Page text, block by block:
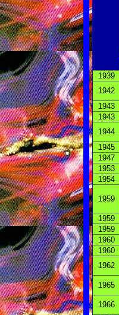
1939
1942
1943
1943
1944
1945
1947
1953
1954
1959
1959
1959
1960
1960
1962
1965
1966